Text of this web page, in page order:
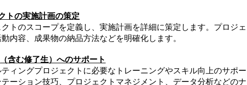
トの実施計画の策定
トのスコープを定義し、実施計画を詳細に策定します。プロジェ
内容、成果物の納品方法などを明確化します。
含む修了生）へのサポート
ィングプロジェクトに必要なトレーニングやスキル向上のサポー
ーション技巧、プロジェクトマネジメント、データ分析などのナ